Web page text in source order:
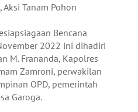
Aksi Tanam Pohon
Bencana
2022 ini dihadiri
M. Frananda, Kapolres
Zamroni, perwakilan
OPD, pemerintah
Garoga.